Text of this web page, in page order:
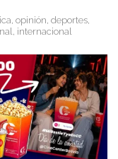
opinión, deportes,
internacional